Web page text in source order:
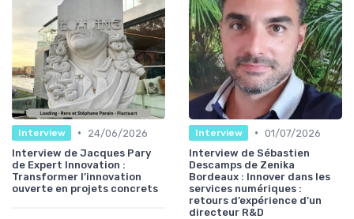
Interview •
24/06/2026
Interview de Jacques Pary
de Expert Innovation :
Transformer l’innovation
ouverte en projets concrets
Interview • 01/07/2026
Interview de Sébastien
Descamps de Zenika
Bordeaux : Innover dans les
services numériques :
retours d’expérience d’un
directeur R&D